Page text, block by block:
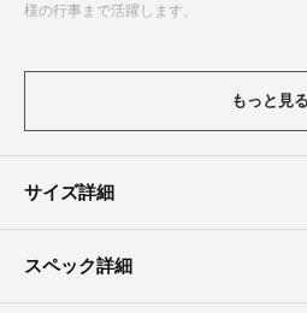
様の行事まで活躍します。
体型カバーポイント
【二の腕】【ウエスト】【ヒップ】【太も
上品な袖丈のジャケットが、気になる二の
ます。
素材
もっと見る
サイズ詳細
スペック詳細